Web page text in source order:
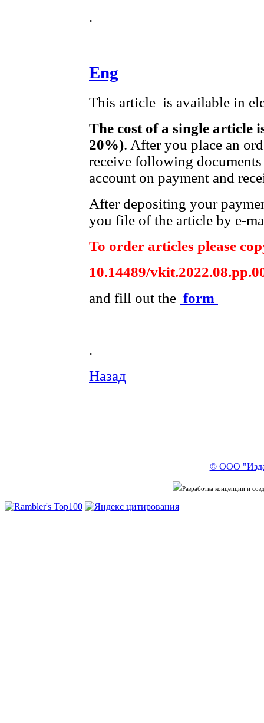
.
Eng
This article is available in
The cost of a single article
20%). After you place an
receive following
account on payment and
After depositing your
you file of the article by e-
To order articles please
10.14489/
and fill out the form
.
Назад
© ООО
Разработка концепции и